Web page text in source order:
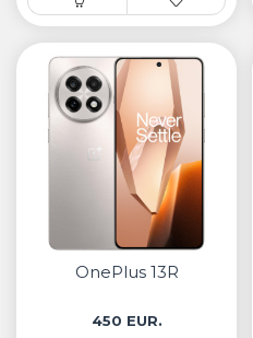
OnePlus 13R
450 EUR.
• Apple watch
• Galaxy watch
• Xiaomi
• Останато
PLAYSTATION
ПРОЕКТОРИ